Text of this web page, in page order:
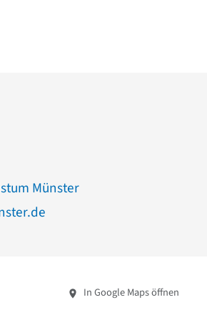
Münster
In Google Maps öffnen